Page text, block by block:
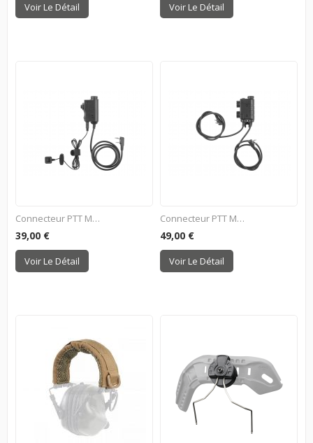
Voir Le Détail Voir Le Détail
Connecteur PTT M52 - Kenwood
39,00 €
Voir Le Détail
Connecteur PTT M56 Pour...
49,00 €
Voir Le Détail